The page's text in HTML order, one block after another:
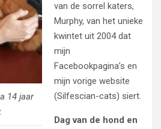
14 jaar
van de sorrel katers,
Murphy, van het unieke
kwintet uit 2004 dat
mijn
Facebookpagina’s en
mijn vorige website
(Silfescian-cats) siert.
Dag van de hond en